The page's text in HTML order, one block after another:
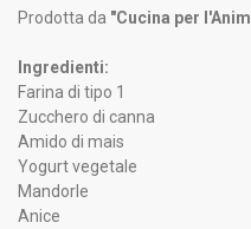
Prodotta da "Cucina per
Ingredienti:
Farina di tipo 1
Zucchero di canna
Amido di mais
Yogurt vegetale
Mandorle
Anice